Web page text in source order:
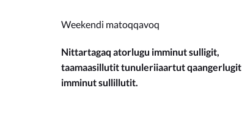
Weekendi matoqqavoq
Nittartagaq atorlugu imminut sulligit,
taamaasillutit tunuleriiaartut qaangerlugit
imminut sullillutit.